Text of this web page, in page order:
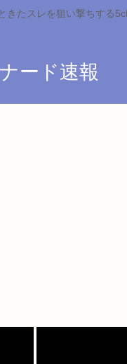
きたスレを狙い撃ちする
ナード速報